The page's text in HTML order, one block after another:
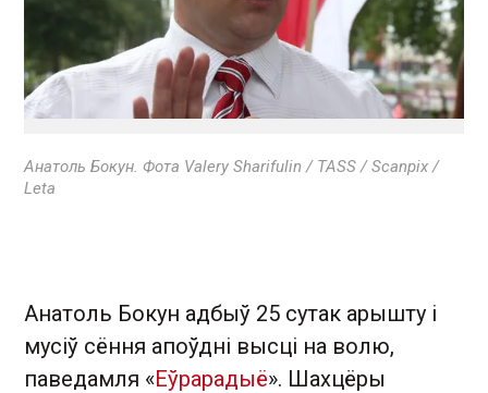
Анатоль Бокун. Фота Valery Sharifulin / TASS / Scanpix /
Leta
Анатоль Бокун адбыў 25 сутак арышту і
мусіў сёння апоўдні высці на волю,
паведамля «Еўрарадыё» . Шахцёры